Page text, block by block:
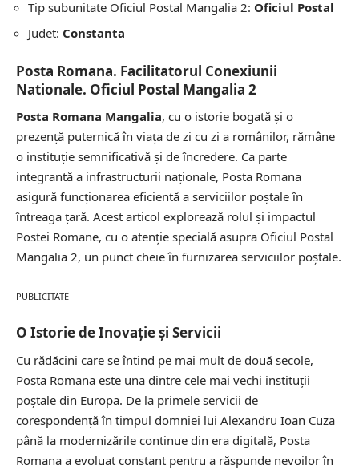
Tip subunitate Oficiul Postal Mangalia 2: Oficiul Postal
Judet: Constanta
Posta Romana. Facilitatorul Conexiunii
Nationale. Oficiul Postal Mangalia 2
Posta Romana Mangalia, cu o istorie bogată și o
prezență puternică în viața de zi cu zi a românilor, rămâne
o instituție semnificativă și de încredere. Ca parte
integrantă a infrastructurii naționale, Posta Romana
asigură funcționarea eficientă a serviciilor poștale în
întreaga țară. Acest articol explorează rolul și impactul
Postei Romane, cu o atenție specială asupra Oficiul Postal
Mangalia 2, un punct cheie în furnizarea serviciilor poștale.
PUBLICITATE
O Istorie de Inovație și Servicii
Cu rădăcini care se întind pe mai mult de două secole,
Posta Romana este una dintre cele mai vechi instituții
poștale din Europa. De la primele servicii de
corespondență în timpul domniei lui Alexandru Ioan Cuza
până la modernizările continue din era digitală, Posta
Romana a evoluat constant pentru a răspunde nevoilor în